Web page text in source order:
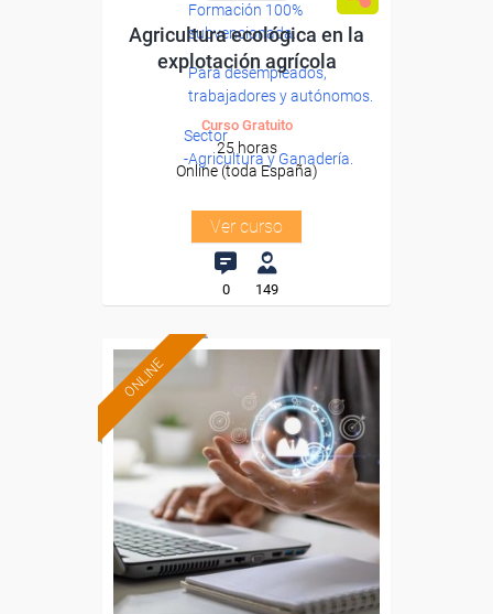
Formación 100%
subvencionada.
Para desempleados,
trabajadores y autónomos.
Sector
-Agricultura y Ganadería.
Agricultura ecológica en la
explotación agrícola
Curso Gratuito
25 horas
Online (toda España)
Ver curso
0 149
ONLINE